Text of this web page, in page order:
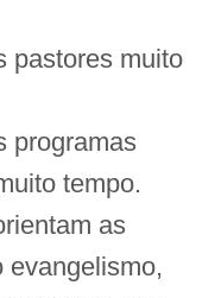
pastores muito
programas
tempo.
as
evangelismo,